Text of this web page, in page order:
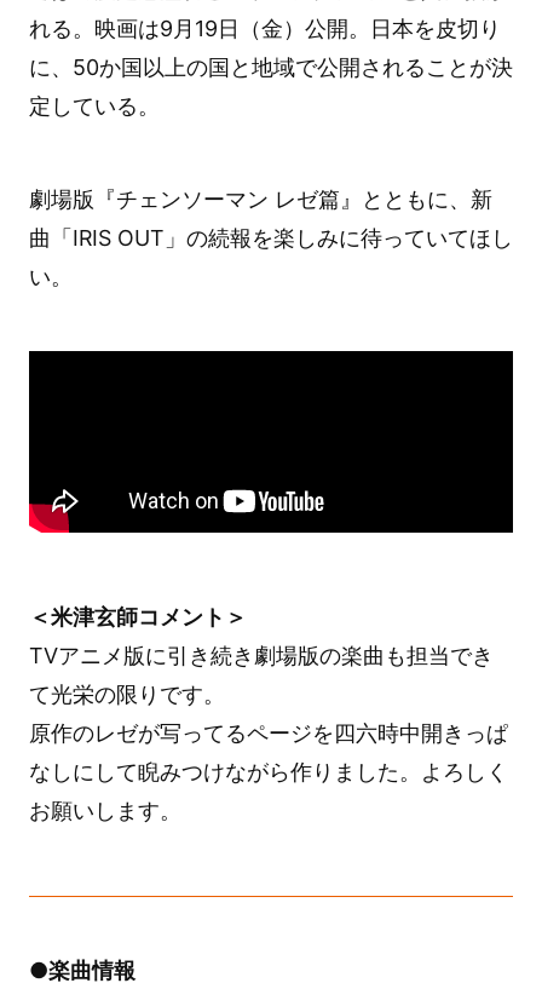
れる。映画は9月19日（金）公開。日本を皮切り
に、50か国以上の国と地域で公開されることが決
定している。
劇場版『チェンソーマン レゼ篇』とともに、新
曲「IRIS OUT」の続報を楽しみに待っていてほし
い。
＜米津玄師コメント＞
TVアニメ版に引き続き劇場版の楽曲も担当でき
て光栄の限りです。
原作のレゼが写ってるページを四六時中開きっぱ
なしにして睨みつけながら作りました。よろしく
お願いします。
●楽曲情報